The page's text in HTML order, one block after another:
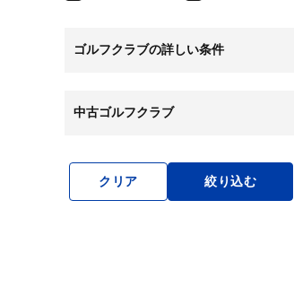
ゴルフクラブの詳しい条件
中古ゴルフクラブ
クリア 絞り込む